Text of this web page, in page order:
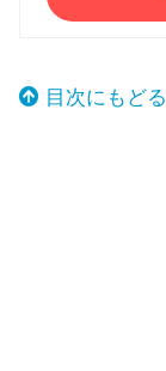
目次にもどる